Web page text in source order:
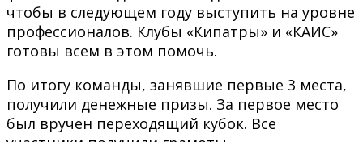
чтобы в следующем году выступить на уровне
профессионалов. Клубы «Кипатры» и «КАИС»
готовы всем в этом помочь.
По итогу команды, занявшие первые 3 места,
получили денежные призы. За первое место
был вручен переходящий кубок. Все